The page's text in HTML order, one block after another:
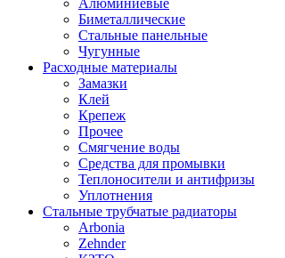
Алюминиевые
Биметаллические
Стальные панельные
Чугунные
Расходные материалы
Замазки
Клей
Крепеж
Прочее
Смягчение воды
Средства для промывки
Теплоносители и антифризы
Уплотнения
Стальные трубчатые радиаторы
Arbonia
Zehnder